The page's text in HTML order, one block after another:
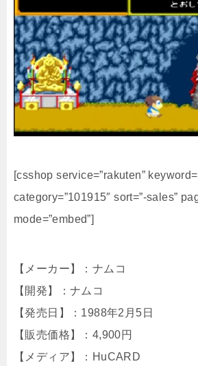
[csshop service=”rakuten”
category=”101915″ sort=”-sales”
mode=”embed”]
【メーカー】：ナムコ
【開発】：ナムコ
【発売日】：1988年2月5日
【販売価格】：4,900円
【メディア】：HuCARD